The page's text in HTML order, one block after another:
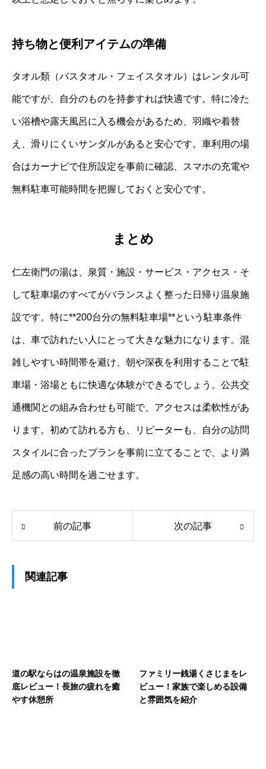
持ち物と便利アイテムの準備
タオル類（バスタオル・フェイスタオル）はレンタル可
能ですが、自分のものを持参すれば快適です。特に冷た
い浴槽や露天風呂に入る機会があるため、羽織や着替
え、滑りにくいサンダルがあると安心です。車利用の場
合はカーナビで住所設定を事前に確認、スマホの充電や
無料駐車可能時間を把握しておくと安心です。
まとめ
仁左衛門の湯は、泉質・施設・サービス・アクセス・そ
して駐車場のすべてがバランスよく整った日帰り温泉施
設です。特に**200台分の無料駐車場**という駐車条件
は、車で訪れたい人にとって大きな魅力になります。混
雑しやすい時間帯を避け、朝や深夜を利用することで駐
車場・浴場ともに快適な体験ができるでしょう。公共交
通機関との組み合わせも可能で、アクセスは柔軟性があ
ります。初めて訪れる方も、リピーターも、自分の訪問
スタイルに合ったプランを事前に立てることで、より満
足感の高い時間を過ごせます。
前の記事 次の記事
関連記事
道の駅ならはの温泉施設を徹
底レビュー！長旅の疲れを癒
やす休憩所
ファミリー銭湯くさじまをレ
ビュー！家族で楽しめる設備
と雰囲気を紹介